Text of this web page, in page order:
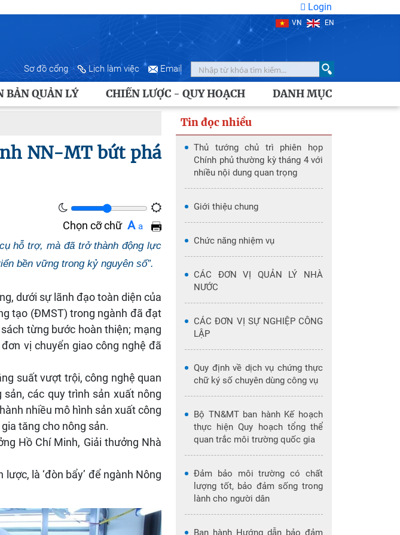
Login
VN EN
Sơ đồ cổng Lịch làm việc Email
BẢN QUẢN LÝ CHIẾN LƯỢC - QUY HOẠCH DANH MỤC
NN-MT bứt phá
Chọn cỡ chữ A a
hỗ trợ, mà đã trở thành động lực
bền vững trong kỷ nguyên số”.
dưới sự lãnh đạo toàn diện của
tạo (ĐMST) trong ngành đã đạt
từng bước hoàn thiện; mạng
vị chuyển giao công nghệ đã
suất vượt trội, công nghệ quan
các quy trình sản xuất nông
nhiều mô hình sản xuất công
tăng cho nông sản.
Hồ Chí Minh, Giải thưởng Nhà
là ‘đòn bẩy’ để ngành Nông
Tin đọc nhiều
Thủ tướng chủ trì phiên họp
Chính phủ thường kỳ tháng 4 với
nhiều nội dung quan trọng
Giới thiệu chung
Chức năng nhiệm vụ
CÁC ĐƠN VỊ QUẢN LÝ NHÀ
NƯỚC
CÁC ĐƠN VỊ SỰ NGHIỆP CÔNG
LẬP
Quy định về dịch vụ chứng thực
chữ ký số chuyên dùng công vụ
Bộ TN&MT ban hành Kế hoạch
thực hiện Quy hoạch tổng thể
quan trắc môi trường quốc gia
Đảm bảo môi trường có chất
lượng tốt, bảo đảm sống trong
lành cho người dân
Ban hành Hướng dẫn bảo đảm